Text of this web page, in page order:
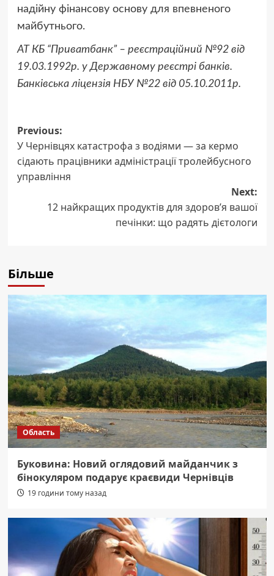
надійну фінансову основу для впевненого
майбутнього.
АТ КБ “Приватбанк” – реєстраційний №92 від
19.03.1992р. у Державному реєстрі банків.
Банківська ліцензія НБУ №22 від 05.10.2011р.
Post
navigation
Previous:
У Чернівцях катастрофа з водіями — за кермо
сідають працівники адміністрації тролейбусного
управління
Next:
12 найкращих продуктів для здоров’я вашої
печінки: що радять дієтологи
Більше
Область
Буковина: Новий оглядовий майданчик з
бінокуляром подарує краєвиди Чернівців
19 години тому назад